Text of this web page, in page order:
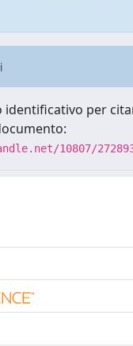
identificativo per
10807/